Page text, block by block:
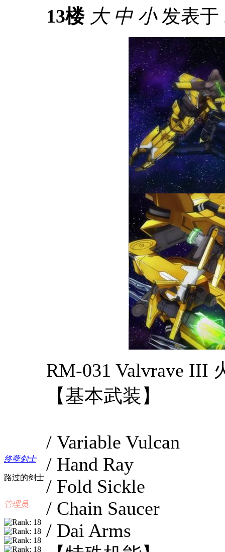
终孽剑士
路过的剑士
管理员
13楼 大 中 小发表于
RM-031 Valvrave III
【基本武装】
/ Variable Vulcan
/ Hand Ray
/ Fold Sickle
/ Chain Saucer
/ Dai Arms